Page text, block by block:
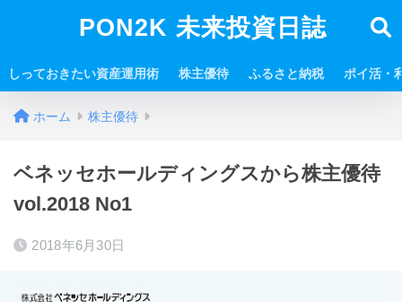
PON2K 未来投資日誌
しっておきたい資産運用術 株主優待 ふるさと納税 ポイ活・
ホーム 株主優待
ベネッセホールディングスから株主優待
vol.2018 No1
2018年6月30日